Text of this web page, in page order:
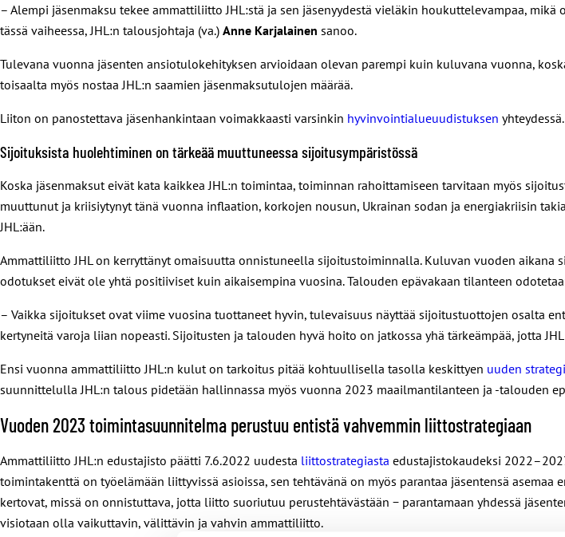
– Alempi jäsenmaksu tekee ammattiliitto JHL:stä ja sen jäsenyydestä vieläkin houkuttelevampaa,
tässä vaiheessa, JHL:n talousjohtaja (va.) Anne Karjalainen sanoo.
Tulevana vuonna jäsenten ansiotulokehityksen arvioidaan olevan parempi kuin kuluvana vuonna,
toisaalta myös nostaa JHL:n saamien jäsenmaksutulojen määrää.
Liiton on panostettava jäsenhankintaan voimakkaasti varsinkin hyvinvointialueuudistuksen
Sijoituksista huolehtiminen on tärkeää muuttuneessa sijoitusympäristössä
Koska jäsenmaksut eivät kata kaikkea JHL:n toimintaa, toiminnan rahoittamiseen tarvitaan myös
muuttunut ja kriisiytynyt tänä vuonna inflaation, korkojen nousun, Ukrainan sodan ja energiakriisin
JHL:ään.
Ammattiliitto JHL on kerryttänyt omaisuutta onnistuneella sijoitustoiminnalla. Kuluvan vuoden
odotukset eivät ole yhtä positiiviset kuin aikaisempina vuosina. Talouden epävakaan tilanteen
– Vaikka sijoitukset ovat viime vuosina tuottaneet hyvin, tulevaisuus näyttää sijoitustuottojen osalta
kertyneitä varoja liian nopeasti. Sijoitusten ja talouden hyvä hoito on jatkossa yhä tärkeämpää, jotta
Ensi vuonna ammattiliitto JHL:n kulut on tarkoitus pitää kohtuullisella tasolla keskittyen uuden
suunnittelulla JHL:n talous pidetään hallinnassa myös vuonna 2023 maailmantilanteen ja -talouden
Vuoden 2023 toimintasuunnitelma perustuu entistä vahvemmin liittostrategiaan
Ammattiliitto JHL:n edustajisto päätti 7.6.2022 uudesta liittostrategiasta edustajistokaudeksi
toimintakenttä on työelämään liittyvissä asioissa, sen tehtävänä on myös parantaa jäsentensä
kertovat, missä on onnistuttava, jotta liitto suoriutuu perustehtävästään − parantamaan yhdessä
visiotaan olla vaikuttavin, välittävin ja vahvin ammattiliitto.